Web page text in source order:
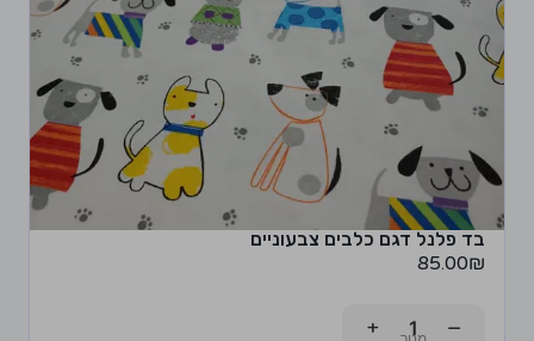
בד פלנל דגם כלבים צבעוניים
85.00₪
−
+